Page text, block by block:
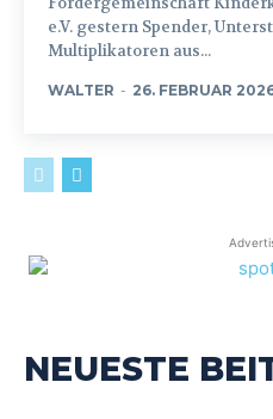
e.V. gestern Spender,
Multiplikatoren aus...
WALTER - 26. FEBRUAR
NEUESTE